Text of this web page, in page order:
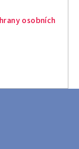
osobních